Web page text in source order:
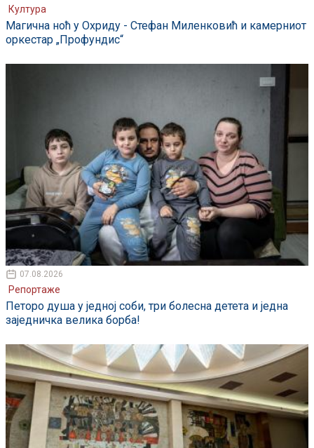
Култура
Магична ноћ у Охриду - Стефан Миленковић и камерниот
оркестар „Профундис“
07.08.2026
Репортаже
Петоро душа у једној соби, три болесна детета и једна
заједничка велика борба!